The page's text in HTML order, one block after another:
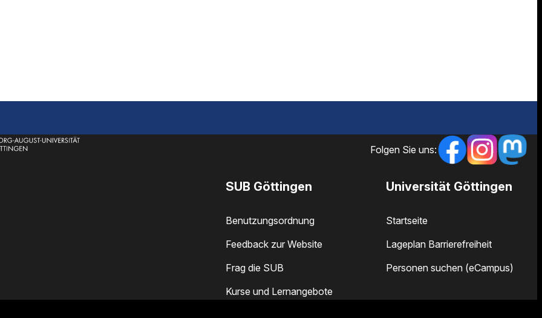
Folgen Sie uns:
SUB Göttingen
Benutzungsordnung
Feedback zur Website
Frag die SUB
Kurse und Lernangebote
Universität Göttingen
Startseite
Lageplan Barrierefreiheit
Personen suchen (eCampus)